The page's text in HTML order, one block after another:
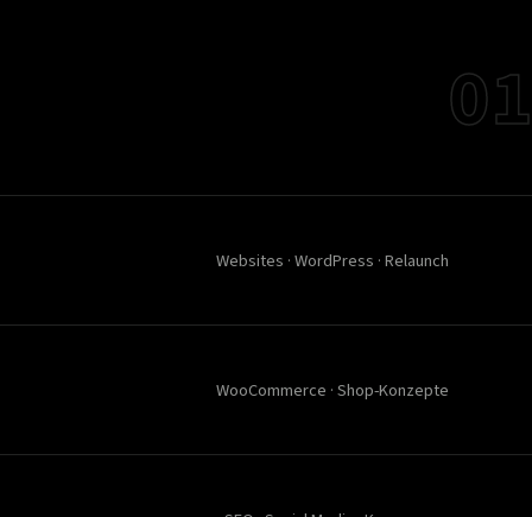
01
Websites · WordPress · Relaunch
WooCommerce · Shop-Konzepte